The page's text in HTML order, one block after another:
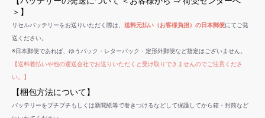
＞】
リセルバッテリーをお送りいただく際は、 送料元払い（お客様負担）の日本郵便にてご発
送ください。
※日本郵便であれば、ゆうパック・レターパック・定形外郵便など指定はございません。
【送料着払いや他の運送会社でお送りいただくと受け取りできませんのでご注意くださ
い。】
【梱包方法について】
バッテリーをプチプチもしくは新聞紙等で巻きつけるなどして保護してから箱・封筒など